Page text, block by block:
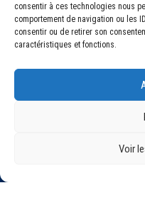
consentir à ces technologies nous
comportement de navigation ou les
consentir ou de retirer son
caractéristiques et fonctions.
Voir
84,
CS 80221 - 63021